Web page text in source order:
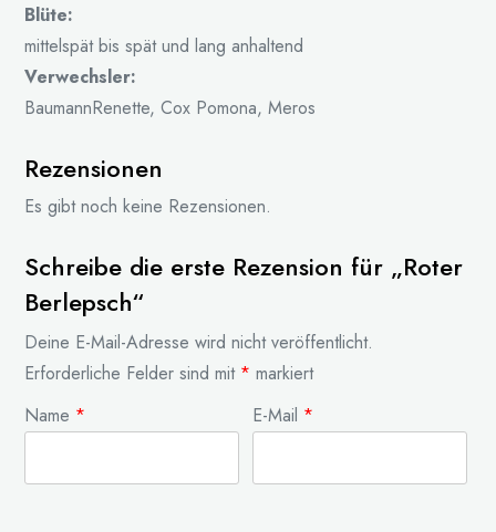
Blüte:
mittelspät bis spät und lang anhaltend
Verwechsler:
BaumannRenette, Cox Pomona, Meros
Rezensionen
Es gibt noch keine Rezensionen.
Schreibe die erste Rezension für „Roter
Berlepsch“
Deine E-Mail-Adresse wird nicht veröffentlicht.
Erforderliche Felder sind mit * markiert
Name * E-Mail *